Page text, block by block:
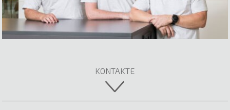
Rebecca Ertl
Fachberaterin
05522 51722
E-Mail anzeigen
KONTAKTE